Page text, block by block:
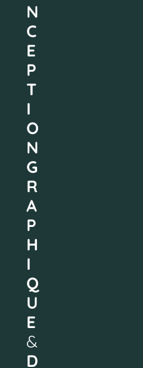
N
C
E
P
T
I
O
N
G
R
A
P
H
I
Q
U
E
&
D